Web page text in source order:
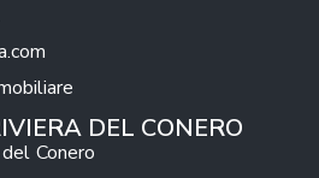
DEL CONERO
Conero